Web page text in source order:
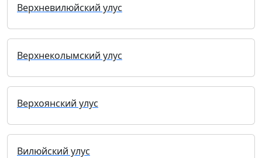
Верхневилюйский улус
Верхнеколымский улус
Верхоянский улус
Вилюйский улус